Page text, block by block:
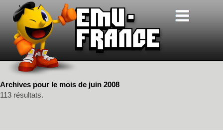
Archives pour le mois de juin 2008
113 résultats.